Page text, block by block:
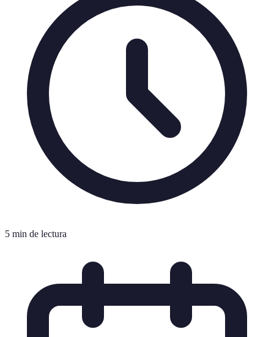
5 min de lectura